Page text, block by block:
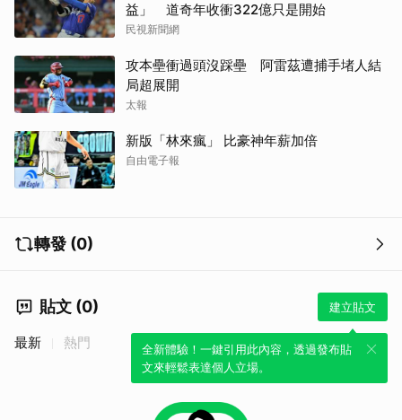
益」 道奇年收衝322億只是開始
民視新聞網
攻本壘衝過頭沒踩壘 阿雷茲遭捕手堵人結
局超展開
太報
新版「林來瘋」 比豪神年薪加倍
自由電子報
轉發 (0)
貼文 (0) 建立貼文
全新體驗！一鍵引用此內容，透過發布貼
文來輕鬆表達個人立場。
最新 熱門